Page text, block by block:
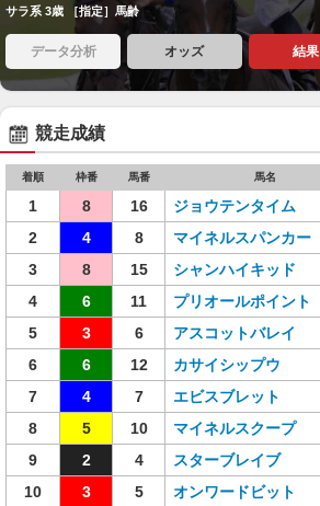
サラ系 3歳 ［指定］馬齢
データ分析 オッズ 結果
競走成績
着順 枠番 馬番 馬名
1 8 16 ジョウテンタイム
2
4 8 マイネルスパンカー
3
8 15 シャンハイキッド
4
6 11 プリオールポイント
5
3 6 アスコットバレイ
6
6 12 カサイシップウ
7
4 7 エビスブレット
8
5 10 マイネルスクープ
9
2 4 スターブレイブ
10
3 5 オンワードビット